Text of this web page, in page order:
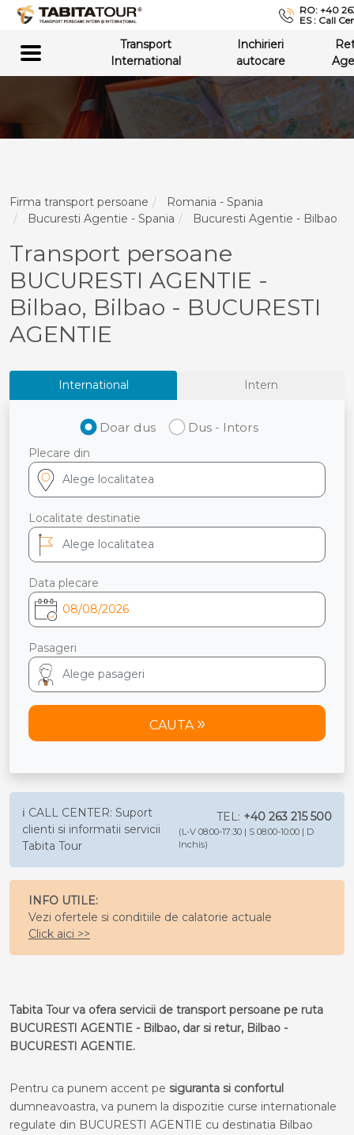
RO: +40
ES : Call
Transport
International
Inchirieri
autocare
Firma transport persoane
Romania - Spania
Bucuresti Agentie - Spania
Bucuresti Agentie - Bilbao
Transport persoane
BUCURESTI AGENTIE -
Bilbao, Bilbao - BUCURESTI
AGENTIE
International Intern
Doar dus Dus - Intors
Plecare din
Localitate destinatie
Data plecare
Pasageri
CAUTA
ℹ️ CALL CENTER: Suport
clienti si informatii servicii
Tabita Tour
TEL: +40 263 215 500
(L-V 08:00-17:30 | S 08:00-10:00 | D
Inchis)
INFO UTILE:
Vezi ofertele si conditiile de calatorie actuale
Click aici >>
Tabita Tour va ofera servicii de transport persoane pe ruta
BUCURESTI AGENTIE - Bilbao, dar si retur, Bilbao -
BUCURESTI AGENTIE.
Pentru ca punem accent pe siguranta si confortul
dumneavoastra, va punem la dispozitie curse internationale
regulate din BUCURESTI AGENTIE cu destinatia Bilbao